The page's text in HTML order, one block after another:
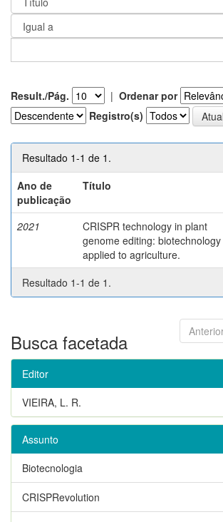
Result./Pág. | Ordenar por
Registro(s)
Resultado 1-1 de 1.
Ano de
publicação
Título
2021
CRISPR technology in plant
genome editing: biotechnology
applied to agriculture.
Resultado 1-1 de 1.
Busca facetada
Editor
VIEIRA, L. R.
Assunto
Biotecnologia
CRISPRevolution